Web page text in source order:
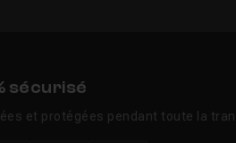
sécurisé
et protégées pendant toute la